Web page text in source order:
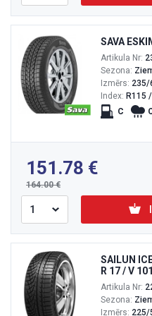
SAVA
Artikula Nr:
Sezona:
Izmērs: 235/
Index: R115
C
151.78
164.00
SAILUN
R 17 / V 101
Artikula Nr:
Sezona:
Izmērs: 225/